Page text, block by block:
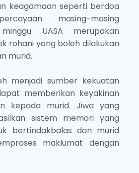
keagamaan seperti berdoa
masing-masing
UASA merupakan
rohani yang boleh dilakukan
murid.
menjadi sumber kekuatan
memberikan keyakinan
kepada murid. Jiwa yang
sistem memori yang
bertindakbalas dan murid
maklumat dengan